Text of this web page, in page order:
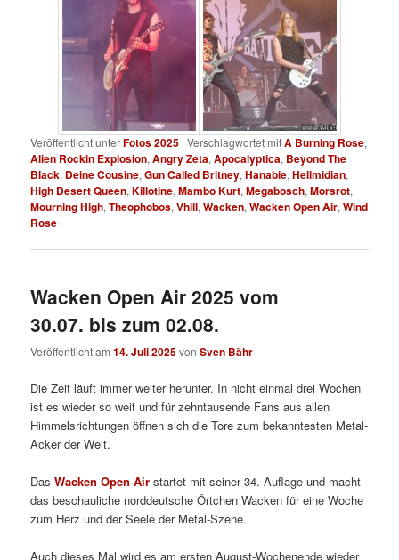
Veröffentlicht unterFotos 2025 |Verschlagwortet mitA Burning Rose,
Alien Rockin Explosion,Angry Zeta,Apocalyptica, Beyond The
Black, Deine Cousine,Gun Called Britney,Hanabie,Hellmidian,
High Desert Queen,Killotine,Mambo Kurt,Megabosch,Morsrot,
Mourning High,Theophobos,Vhill,Wacken,Wacken Open Air,Wind
Rose
Wacken Open Air 2025 vom
30.07. bis zum 02.08.
Veröffentlicht am14. Juli 2025vonSven Bähr
Die Zeit läuft immer weiter herunter. In nicht einmal drei Wochen
ist es wieder so weit und für zehntausende Fans aus allen
Himmelsrichtungen öffnen sich die Tore zum bekanntesten Metal-
Acker der Welt.
DasWacken Open Air startet mit seiner 34. Auflage und macht
das beschauliche norddeutsche Örtchen Wacken für eine Woche
zum Herz und der Seele der Metal-Szene.
Auch dieses Mal wird es am ersten August-Wochenende wieder